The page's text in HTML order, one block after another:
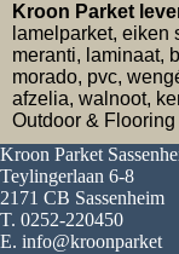
Kroon Parket
lamelparket, eiken
meranti, laminaat,
morado, pvc,
afzelia, walnoot,
Outdoor & Flooring
Kroon Parket
Teylingerlaan 6-8
2171 CB Sassenheim
T. 0252-220450
E. info@kroonparket